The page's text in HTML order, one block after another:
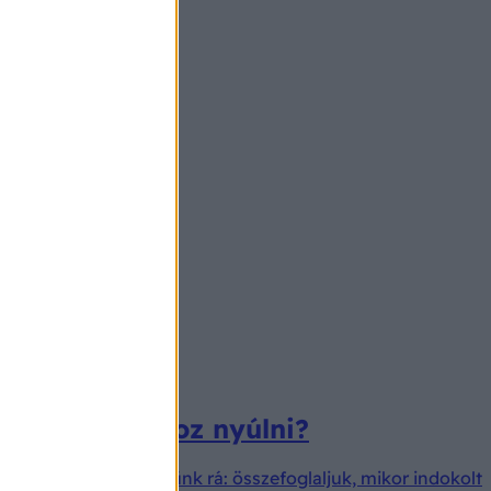
altatóhoz nyúlni?
társként tekintünk rá: összefoglaljuk, mikor indokolt